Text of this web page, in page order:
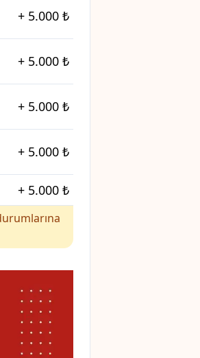
+ 5.000 ₺
+ 5.000 ₺
+ 5.000 ₺
+ 5.000 ₺
+ 5.000 ₺